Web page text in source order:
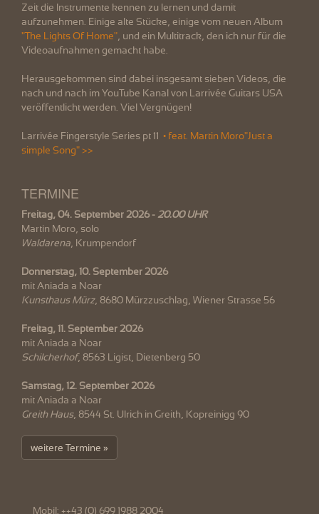
Zeit die Instrumente kennen zu lernen und damit
aufzunehmen. Einige alte Stücke, einige vom neuen Album
"The Lights Of Home" , und ein Multitrack, den ich nur für die
Videoaufnahmen gemacht habe.
Herausgekommen sind dabei insgesamt sieben Videos, die
nach und nach im YouTube Kanal von Larrivée Guitars USA
veröffentlicht werden. Viel Vergnügen!
Larrivée Fingerstyle Series pt 11 • feat. Martin Moro"Just a
simple Song" >>
TERMINE
Freitag, 04. September 2026 - 20.00 UHR
Martin Moro, solo
Waldarena , Krumpendorf
Donnerstag, 10. September 2026
mit Aniada a Noar
Kunsthaus Mürz, 8680 Mürzzuschlag, Wiener Strasse 56
Freitag, 11. September 2026
mit Aniada a Noar
Schilcherhof, 8563 Ligist, Dietenberg 50
Samstag, 12. September 2026
mit Aniada a Noar
Greith Haus, 8544 St. Ulrich in Greith, Kopreinigg 90
weitere Termine »
Mobil: ++43 (0) 699 1988 2004